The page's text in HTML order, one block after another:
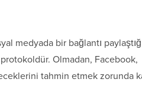
medyada bir bağlantı
Olmadan, Facebook,
tahmin etmek zorunda